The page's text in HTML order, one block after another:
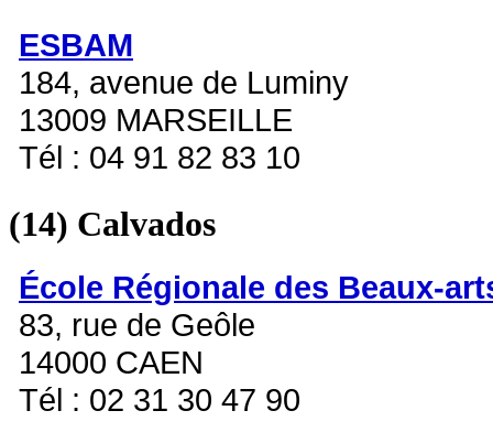
ESBAM
184, avenue de Luminy
13009 MARSEILLE
Tél : 04 91 82 83 10
(14) Calvados
École Régionale des Beaux-
83, rue de Geôle
14000 CAEN
Tél : 02 31 30 47 90